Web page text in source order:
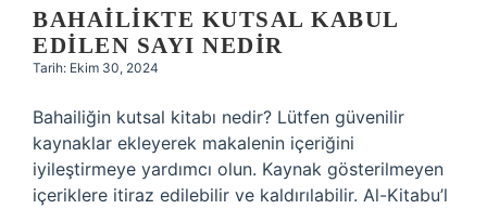
BAHAILIKTE KUTSAL KABUL
EDILEN SAYI NEDIR
Tarih: Ekim 30, 2024
Bahailiğin kutsal kitabı nedir? Lütfen güvenilir
kaynaklar ekleyerek makalenin içeriğini
iyileştirmeye yardımcı olun. Kaynak gösterilmeyen
içeriklere itiraz edilebilir ve kaldırılabilir. Al-Kitabu’l